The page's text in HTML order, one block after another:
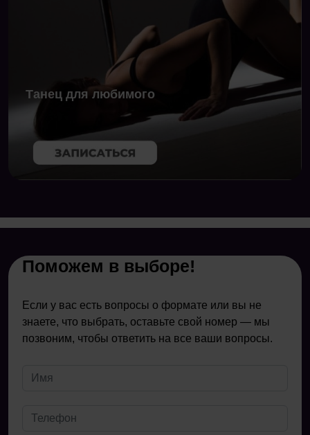
Танец для любимого
Поможем в выборе!
Если у вас есть вопросы о формате или вы не
знаете, что выбрать, оставьте свой номер — мы
позвоним, чтобы ответить на все ваши вопросы.